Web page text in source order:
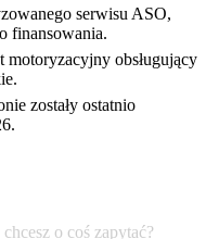
serwisu ASO,
finansowania.
obsługujący
zostały ostatnio
o coś zapytać?